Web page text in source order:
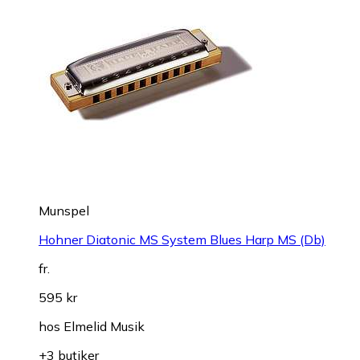
Munspel
Hohner Diatonic MS System Blues Harp MS (Db)
fr.
595 kr
hos Elmelid Musik
+3 butiker